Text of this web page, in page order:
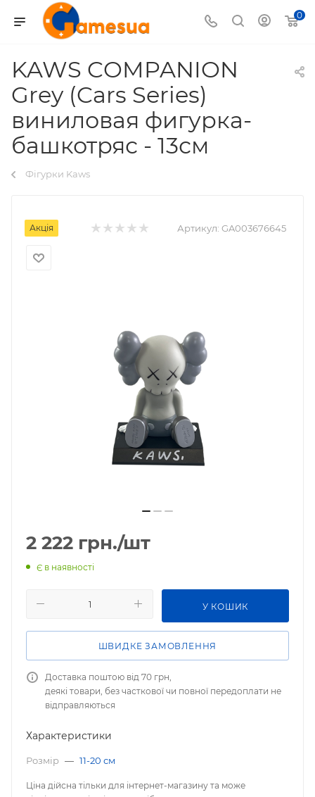
0
KAWS COMPANION
Grey (Cars Series)
виниловая фигурка-
башкотряс - 13см
Фігурки Kaws
Акція Артикул: GA003676645
2 222 грн./шт
Є в наявності
У КОШИК
ШВИДКЕ ЗАМОВЛЕННЯ
Доставка поштою від 70 грн,
деякі товари, без часткової чи повної передоплати не
відправляються
Характеристики
Розмір — 11-20 см
Ціна дійсна тільки для інтернет-магазину та може